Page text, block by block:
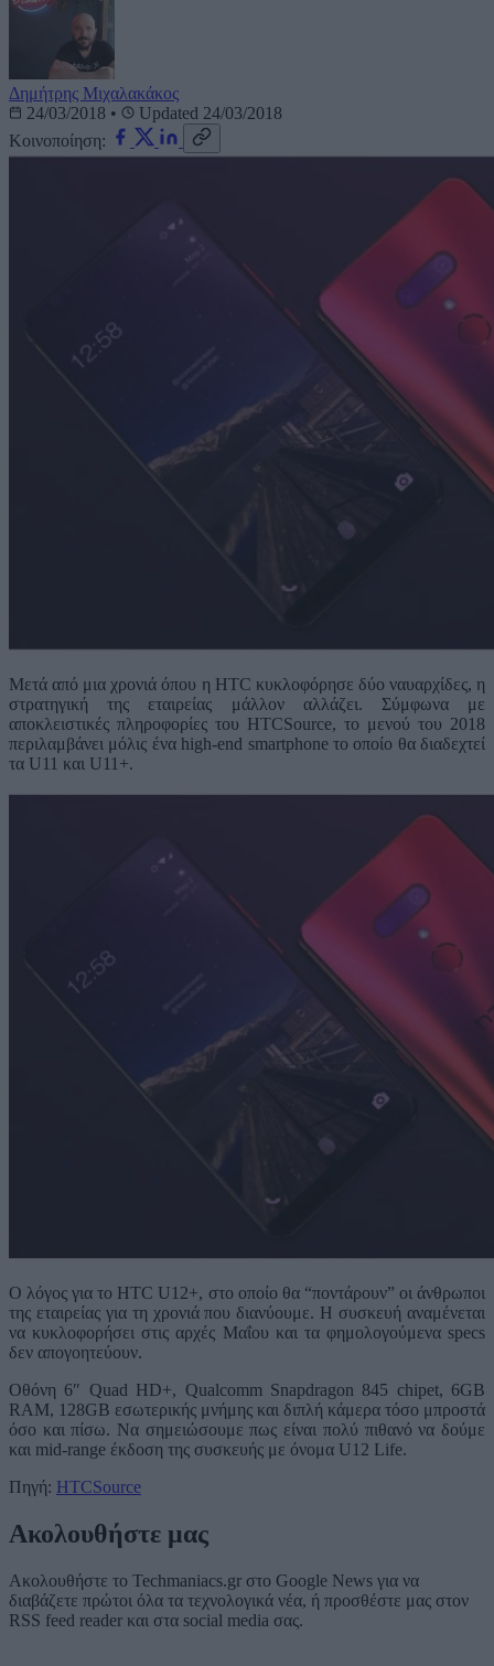
Δημήτρης Μιχαλακάκος
24/03/2018 •
Updated 24/03/2018
Κοινοποίηση:
Μετά από μια χρονιά όπου η HTC κυκλοφόρησε δύο ναυαρχίδες, η
στρατηγική της εταιρείας μάλλον αλλάζει. Σύμφωνα με
αποκλειστικές πληροφορίες του HTCSource, το μενού του 2018
περιλαμβάνει μόλις ένα high-end smartphone το οποίο θα διαδεχτεί
τα U11 και U11+.
O λόγος για το HTC U12+, στο οποίο θα “ποντάρουν” οι άνθρωποι
της εταιρείας για τη χρονιά που διανύουμε. Η συσκευή αναμένεται
να κυκλοφορήσει στις αρχές Μαΐου και τα φημολογούμενα specs
δεν απογοητεύουν.
Οθόνη 6″ Quad HD+, Qualcomm Snapdragon 845 chipet, 6GB
RAM, 128GB εσωτερικής μνήμης και διπλή κάμερα τόσο μπροστά
όσο και πίσω. Να σημειώσουμε πως είναι πολύ πιθανό να δούμε
και mid-range έκδοση της συσκευής με όνομα U12 Life.
Πηγή: HTCSource
Ακολουθήστε μας
Ακολουθήστε το Techmaniacs.gr στο Google News για να
διαβάζετε πρώτοι όλα τα τεχνολογικά νέα, ή προσθέστε μας στον
RSS feed reader και στα social media σας.